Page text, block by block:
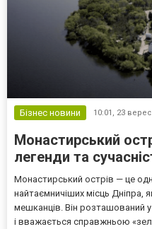
Бізнес новини 10:01, 23
Монастирський
легенди та
Монастирський острів — це
найтаємничіших місць Дніпра,
мешканців. Він розташований у
і вважається справжньою